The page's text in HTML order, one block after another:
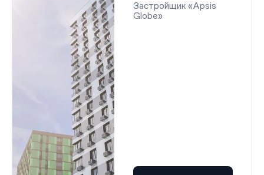
Застройщик «Apsis
Globe»